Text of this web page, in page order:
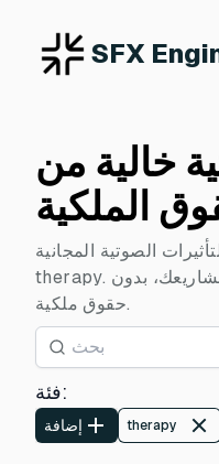
SFX
خالية من
الصوتية المجانية
therapy. قم بتنزيلها واستخدامها في مشاريعك، بدون
حقوق ملكية.
فئة:
إضافة therapy